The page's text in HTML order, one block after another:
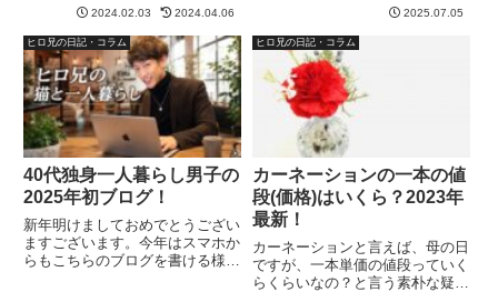
りました。ということで、小牧市
につり具のブンブンが出来るとい
うことで、いつから？オープン日
は？と言う部分について調査し
て...
2024.02.03 2024.04.06
ので、その友人の服を借りたんだ
2025.07.05
ヒロ兄の日記・コラム
40代独身一人暮らし男子の
2025年初ブログ！
新年明けましておめでとうござい
ますございます。今年はスマホか
らもこちらのブログを書ける様に
ヒロ兄の日記・コラム
カーネーションの一本の値
段(価格)はいくら？2023年
最新！
カーネーションと言えば、母の日
ですが、一本単価の値段っていく
らくらいなの？と言う素朴な疑問